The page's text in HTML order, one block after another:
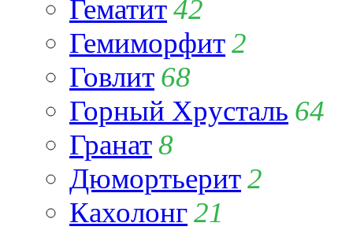
Гематит42
Гемиморфит2
Говлит 68
Горный Хрусталь 64
Гранат8
Дюмортьерит2
Кахолонг21